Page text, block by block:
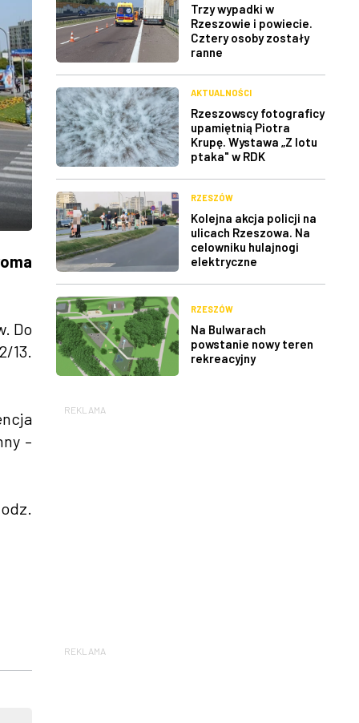
Do
13.
–
Trzy wypadki w
Rzeszowie i powiecie.
Cztery osoby zostały
ranne
AKTUALNOŚCI
Rzeszowscy fotograficy
upamiętnią Piotra
Krupę. Wystawa „Z lotu
ptaka" w RDK
RZESZÓW
Kolejna akcja policji na
ulicach Rzeszowa. Na
celowniku hulajnogi
elektryczne
RZESZÓW
Na Bulwarach
powstanie nowy teren
rekreacyjny
REKLAMA
REKLAMA